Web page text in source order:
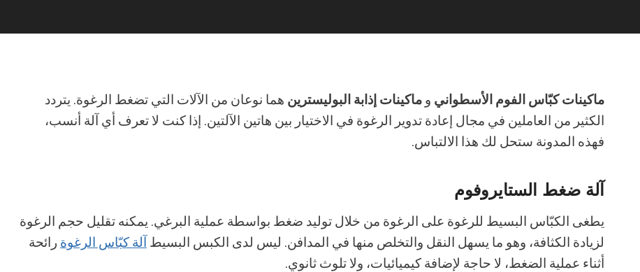
ماكينات كبّاس الفوم الأسطواني وماكينات إذابة البوليسترين هما نوعان من الآلات التي تضغط الرغوة. يتردد
الكثير من العاملين في مجال إعادة تدوير الرغوة في الاختيار بين هاتين الآلتين. إذا كنت لا تعرف أي آلة أنسب،
فهذه المدونة ستحل لك هذا الالتباس.
آلة ضغط الستايروفوم
يطغى الكبّاس البسيط للرغوة على الرغوة من خلال توليد ضغط بواسطة عملية البرغي. يمكنه تقليل حجم الرغوة
لزيادة الكثافة، وهو ما يسهل النقل والتخلص منها في المدافن. ليس لدى الكبس البسيط آلة كبّاس الرغوة رائحة
أثناء عملية الضغط، لا حاجة لإضافة كيميائيات، ولا تلوث ثانوي.